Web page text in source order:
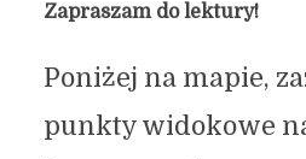
Zapraszam do lektury!
Poniżej na mapie,
punkty widokowe